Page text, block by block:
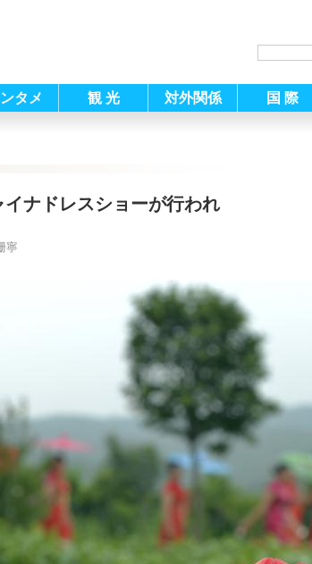
タメ 観 光 対外関係 国 際
ナドレスショーが行われ
寧